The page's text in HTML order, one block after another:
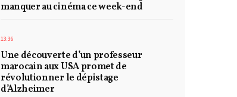
manquer au cinéma ce week-end
13:36
Une découverte d’un professeur
marocain aux USA promet de
révolutionner le dépistage
d’Alzheimer